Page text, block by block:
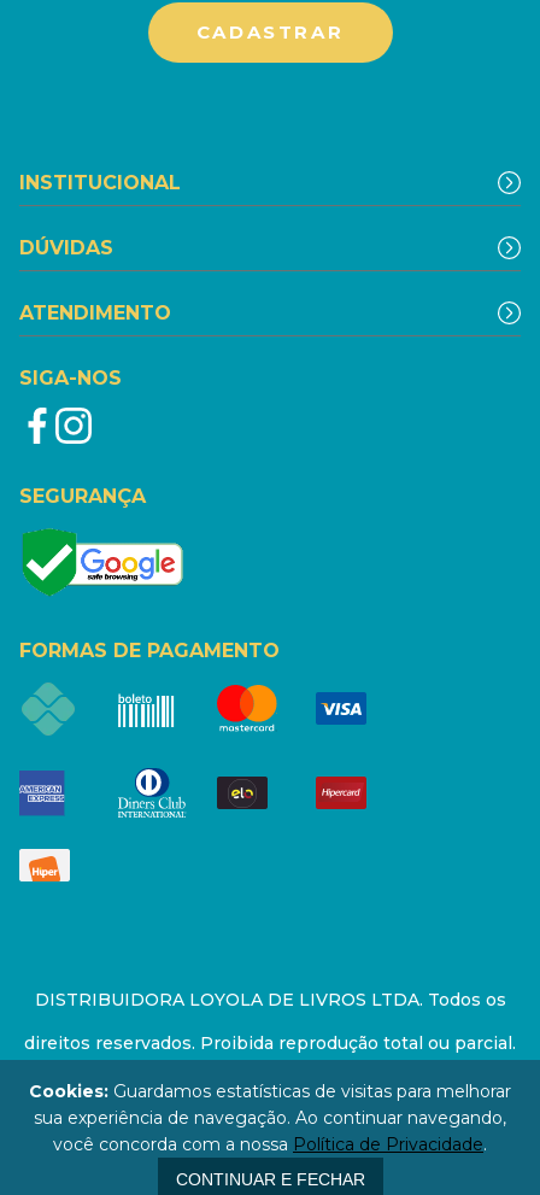
INSTITUCIONAL
DÚVIDAS
ATENDIMENTO
SIGA-NOS
SEGURANÇA
FORMAS DE PAGAMENTO
DISTRIBUIDORA LOYOLA DE LIVROS LTDA. Todos os
direitos reservados. Proibida reprodução total ou parcial.
Preços e estoque sujeito a alterações sem aviso prévio.
67.946.814/0001-94 - LOJA - Rua Senador Feijó - São
Paulo / SP - CEP: 01006-000
Cookies: Guardamos estatísticas de visitas para melhorar
sua experiência de navegação. Ao continuar navegando,
você concorda com a nossa Política de Privacidade.
CONTINUAR E FECHAR